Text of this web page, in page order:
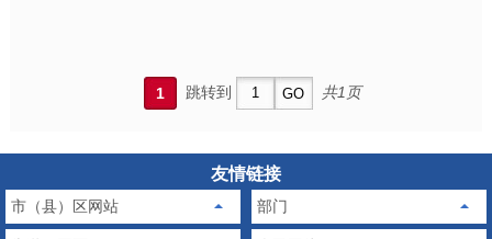
1 跳转到 共1页
友情链接
市（县）区网站 部门